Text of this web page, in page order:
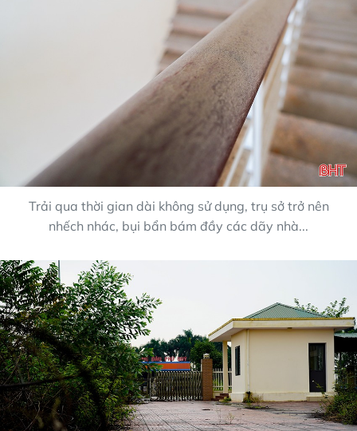
Trải qua thời gian dài không sử dụng, trụ sở trở nên
nhếch nhác, bụi bẩn bám đầy các dãy nhà...